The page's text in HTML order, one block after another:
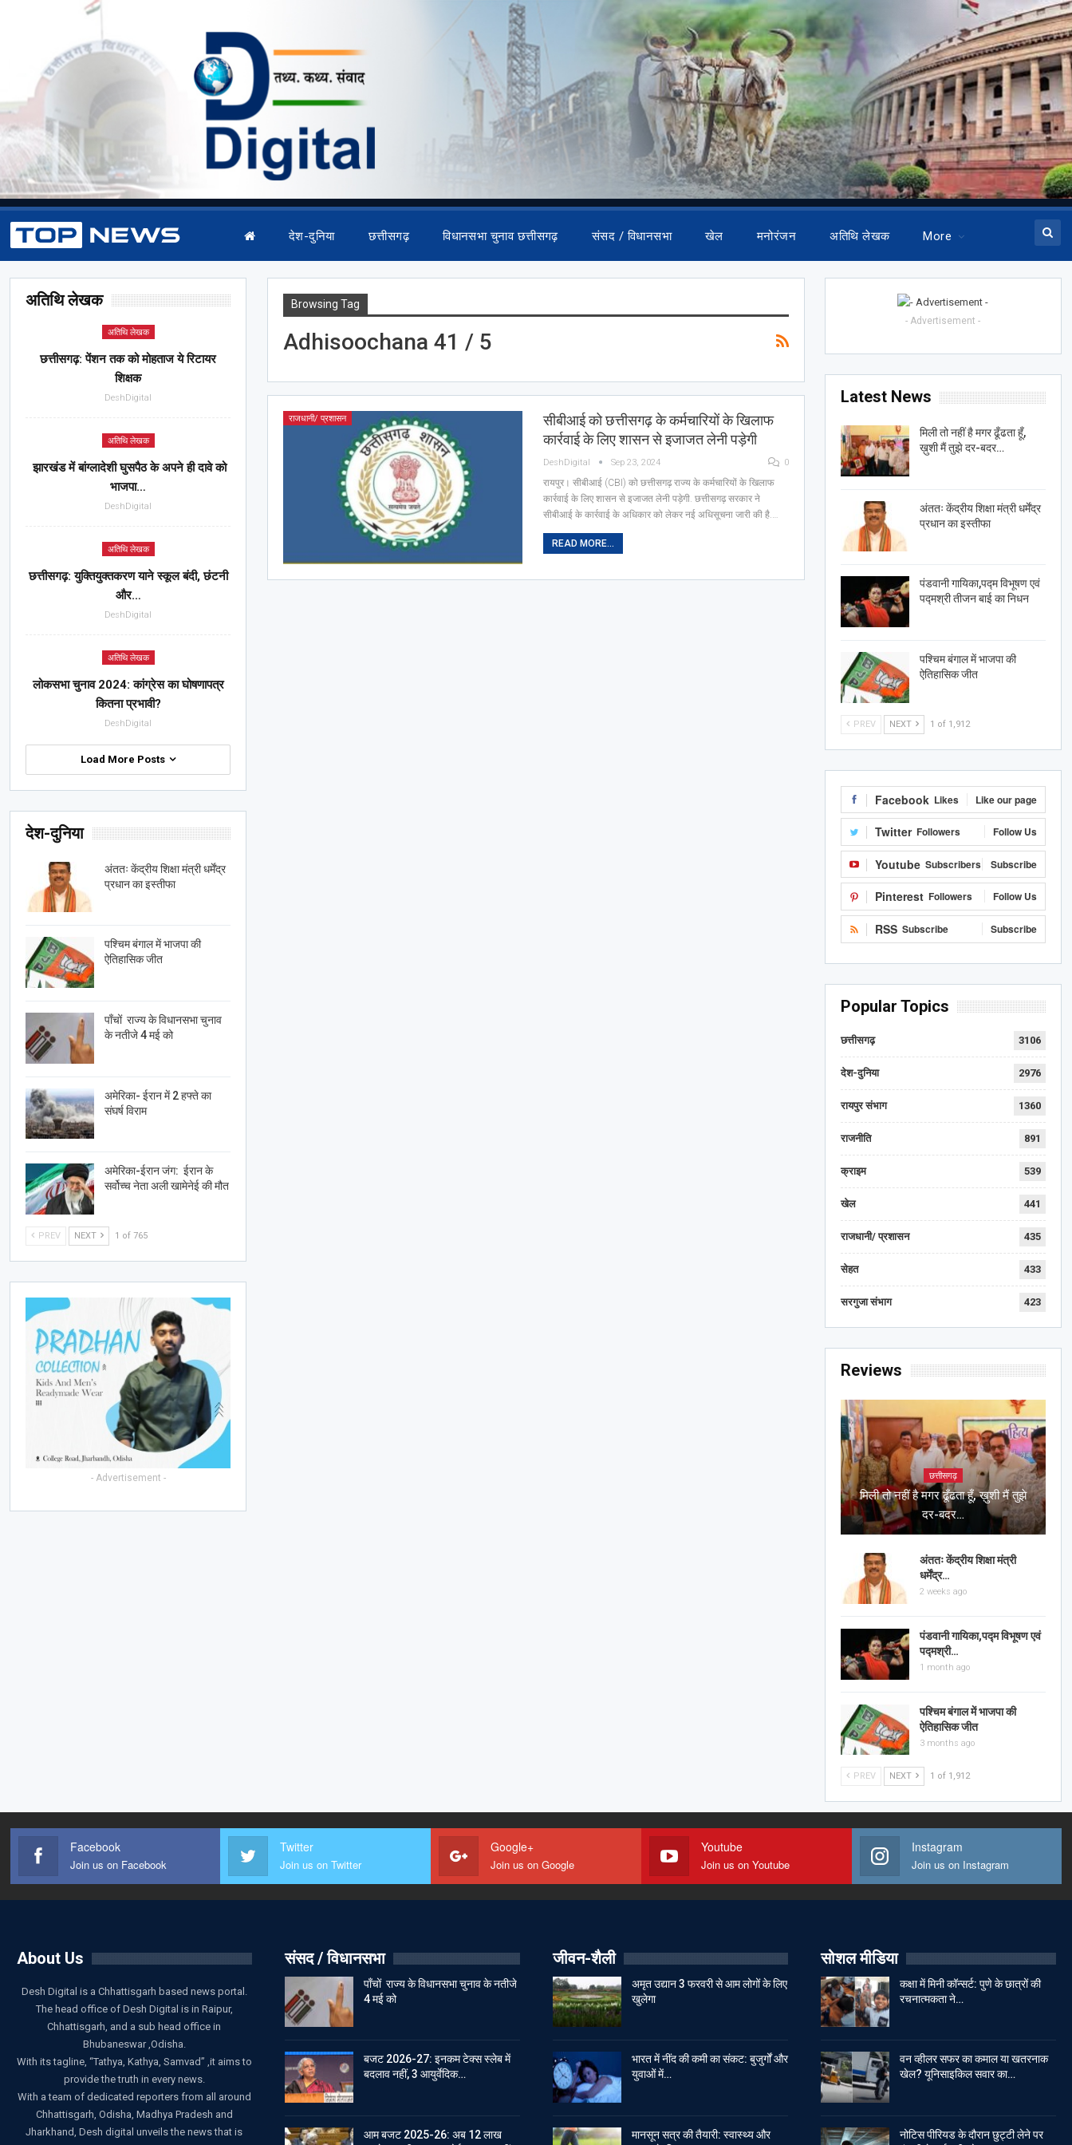
देश-दुनिया छत्तीसगढ़ विधानसभा चुनाव छत्तीसगढ़ संसद / विधानसभा खेल मनोरंजन अतिथि लेखक More
Browsing Tag
Adhisoochana 41 / 5
राजधानी/ प्रशासन
सीबीआई को छत्तीसगढ़ के कर्मचारियों के खिलाफ
कार्रवाई के लिए शासन से इजाजत लेनी पड़ेगी
DeshDigital Sep 23, 2024 0
रायपुर। सीबीआई (CBI) को छत्तीसगढ़ राज्य के कर्मचारियों के खिलाफ
कार्रवाई के लिए शासन से इजाजत लेनी पड़ेगी. छत्तीसगढ़ सरकार ने
सीबीआई के कार्रवाई के अधिकार को लेकर नई अधिसूचना जारी की है.…
READ MORE...
- Advertisement -
Latest News
मिली तो नहीं है मगर ढूँढता हूँ,
ख़ुशी मैं तुझे दर-बदर…
अंततः केंद्रीय शिक्षा मंत्री धर्मेंद्र
प्रधान का इस्तीफा
पंडवानी गायिका,पद्म विभूषण एवं
पद्मश्री तीजन बाई का निधन
पश्चिम बंगाल में भाजपा की
ऐतिहासिक जीत
PREV NEXT 1 of 1,912
Facebook Likes Like our page
Twitter Followers Follow Us
Youtube Subscribers Subscribe
Pinterest Followers Follow Us
RSS Subscribe Subscribe
Popular Topics
छत्तीसगढ़ 3106
देश-दुनिया 2976
रायपुर संभाग 1360
राजनीति 891
क्राइम 539
खेल 441
राजधानी/ प्रशासन 435
सेहत 433
सरगुजा संभाग 423
Reviews
छत्तीसगढ़
मिली तो नहीं है मगर ढूँढता हूँ, ख़ुशी मैं तुझे
दर-बदर…
अंततः केंद्रीय शिक्षा मंत्री
धर्मेंद्र…
2 weeks ago
पंडवानी गायिका,पद्म विभूषण एवं
पद्मश्री…
1 month ago
पश्चिम बंगाल में भाजपा की
ऐतिहासिक जीत
3 months ago
PREV NEXT 1 of 1,912
अतिथि लेखक
अतिथि लेखक
छत्तीसगढ़: पेंशन तक को मोहताज ये रिटायर
शिक्षक
DeshDigital
अतिथि लेखक
झारखंड में बांग्लादेशी घुसपैठ के अपने ही दावे को
भाजपा…
DeshDigital
अतिथि लेखक
छत्तीसगढ़: युक्तियुक्तकरण याने स्कूल बंदी, छंटनी
और…
DeshDigital
अतिथि लेखक
लोकसभा चुनाव 2024: कांग्रेस का घोषणापत्र
कितना प्रभावी?
DeshDigital
Load More Posts
देश-दुनिया
अंततः केंद्रीय शिक्षा मंत्री धर्मेंद्र
प्रधान का इस्तीफा
पश्चिम बंगाल में भाजपा की
ऐतिहासिक जीत
पाँचों राज्य के विधानसभा चुनाव
के नतीजे 4 मई को
अमेरिका- ईरान में 2 हफ्ते का
संघर्ष विराम
अमेरिका-ईरान जंग: ईरान के
सर्वोच्च नेता अली खामेनेई की मौत
PREV NEXT 1 of 765
- Advertisement -
Facebook
Join us on Facebook
Twitter
Join us on Twitter
Google+
Join us on Google
Youtube
Join us on Youtube
Instagram
Join us on Instagram
About Us
Desh Digital is a Chhattisgarh based news portal.
The head office of Desh Digital is in Raipur,
Chhattisgarh, and a sub head office in
Bhubaneswar ,Odisha.
With its tagline, “Tathya, Kathya, Samvad” ,it aims to
provide the truth in every news.
With a team of dedicated reporters from all around
Chhattisgarh, Odisha, Madhya Pradesh and
Jharkhand, Desh digital unveils the news that is
संसद / विधानसभा
पाँचों राज्य के विधानसभा चुनाव के नतीजे
4 मई को
बजट 2026-27: इनकम टेक्स स्लेब में
बदलाव नहीं, 3 आयुर्वेदिक…
आम बजट 2025-26: अब 12 लाख
जीवन-शैली
अमृत उद्यान 3 फरवरी से आम लोगों के लिए
खुलेगा
भारत में नींद की कमी का संकट: बुजुर्गों और
युवाओं में…
मानसून सत्र की तैयारी: स्वास्थ्य और
सोशल मीडिया
कक्षा में मिनी कॉन्सर्ट: पुणे के छात्रों की
रचनात्मकता ने…
वन व्हीलर सफर का कमाल या खतरनाक
खेल? यूनिसाइकिल सवार का…
नोटिस पीरियड के दौरान छुट्टी लेने पर